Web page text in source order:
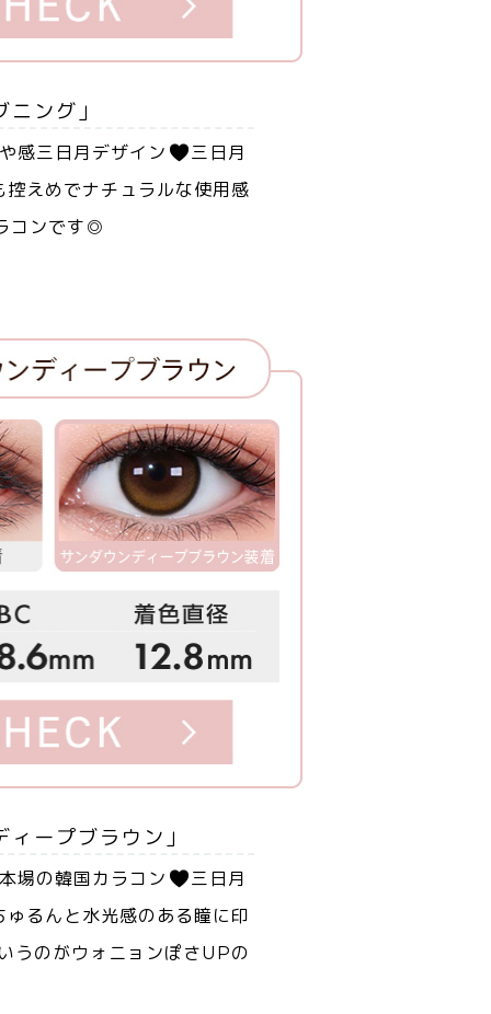
ング」
感三日月デザイン
三日月
えめでナチュラルな使用感
コンです◎
ープブラウン」
場の韓国カラコン
三日月
るんと水光感のある瞳に印
うのがウォニョンぽさUPの